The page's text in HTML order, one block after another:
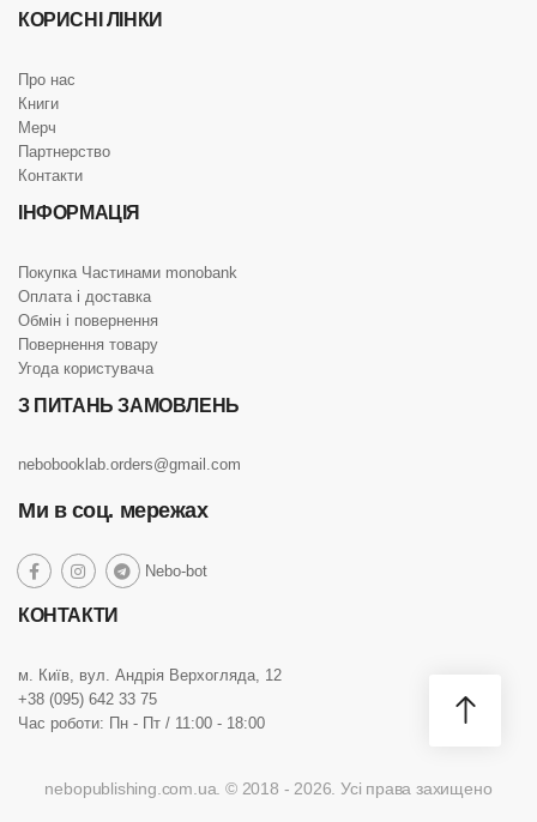
КОРИСНІ ЛІНКИ
Про нас
Книги
Мерч
Партнерство
Контакти
ІНФОРМАЦІЯ
Покупка Частинами monobank
Оплата і доставка
Обмін і повернення
Повернення товару
Угода користувача
З ПИТАНЬ ЗАМОВЛЕНЬ
nebobooklab.orders@gmail.com
Ми в соц. мережах
social
link
social
link
socialNebo-botsocial
КОНТАКТИ
м. Київ, вул. Андрія Верхогляда, 12
+38 (095) 642 33 75
Час роботи: Пн - Пт / 11:00 - 18:00
nebopublishing.com.ua. © 2018 - 2026. Усі права захищено